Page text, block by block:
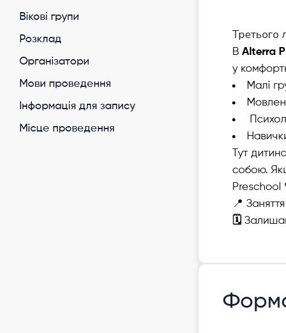
Вікові групи
Розклад
Організатори
Мови проведення
Інформація для запису
Місце проведення
Третього
B Alterra
у
Малі
Тут
собою.
Preschool
📍
🗓